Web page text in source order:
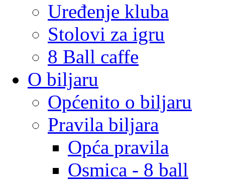
Uređenje kluba
Stolovi za igru
8 Ball caffe
O biljaru
Općenito o biljaru
Pravila biljara
Opća pravila
Osmica - 8 ball